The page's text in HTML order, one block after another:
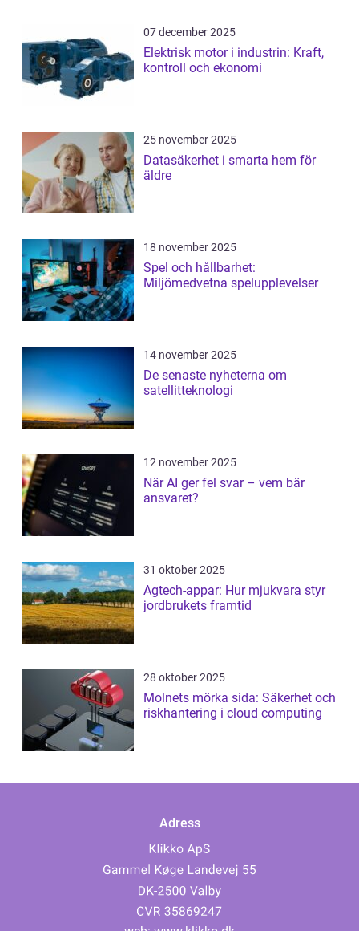
07 december 2025
Elektrisk motor i industrin: Kraft,
kontroll och ekonomi
25 november 2025
Datasäkerhet i smarta hem för
äldre
18 november 2025
Spel och hållbarhet:
Miljömedvetna spelupplevelser
14 november 2025
De senaste nyheterna om
satellitteknologi
12 november 2025
När AI ger fel svar – vem bär
ansvaret?
31 oktober 2025
Agtech-appar: Hur mjukvara styr
jordbrukets framtid
28 oktober 2025
Molnets mörka sida: Säkerhet och
riskhantering i cloud computing
Adress